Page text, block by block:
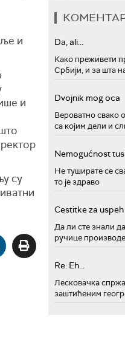
и
и
су
Da, ali...
Како преживети
Србији, и за шта
Dvojnik mog oca
Вероватно свако
са којим дели и
Nemogućnost
Не туширате се
то је здраво
Cestitke za uspeh
Да ли сте знали
ручице
Re: Eh...
Лесковачка
заштићеним